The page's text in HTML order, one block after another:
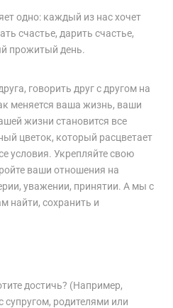
одно: каждый из нас хочет
счастье, дарить счастье,
прожитый день.
говорить друг с другом на
меняется ваша жизнь, ваши
жизни становится все
цветок, который расцветает
условия. Укрепляйте свою
ваши отношения на
уважении, принятии. А мы с
найти, сохранить и
достичь? (Например,
супругом, родителями или